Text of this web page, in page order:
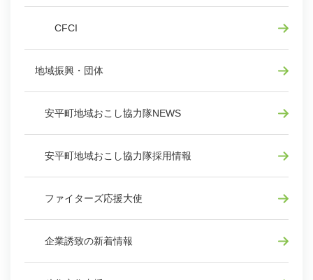
CFCI
地域振興・団体
安平町地域おこし協力隊NEWS
安平町地域おこし協力隊採用情報
ファイターズ応援大使
企業誘致の新着情報